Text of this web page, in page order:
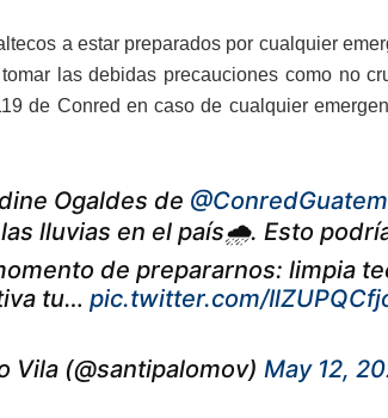
a estar preparados por cualquier
las debidas precauciones como no
de Conred en caso de cualquier
Ogaldes de
lluvias en el país🌧️. Esto
de prepararnos: limpia
tu… pic.twitter.com/
Vila (@santipalomov) May 12,